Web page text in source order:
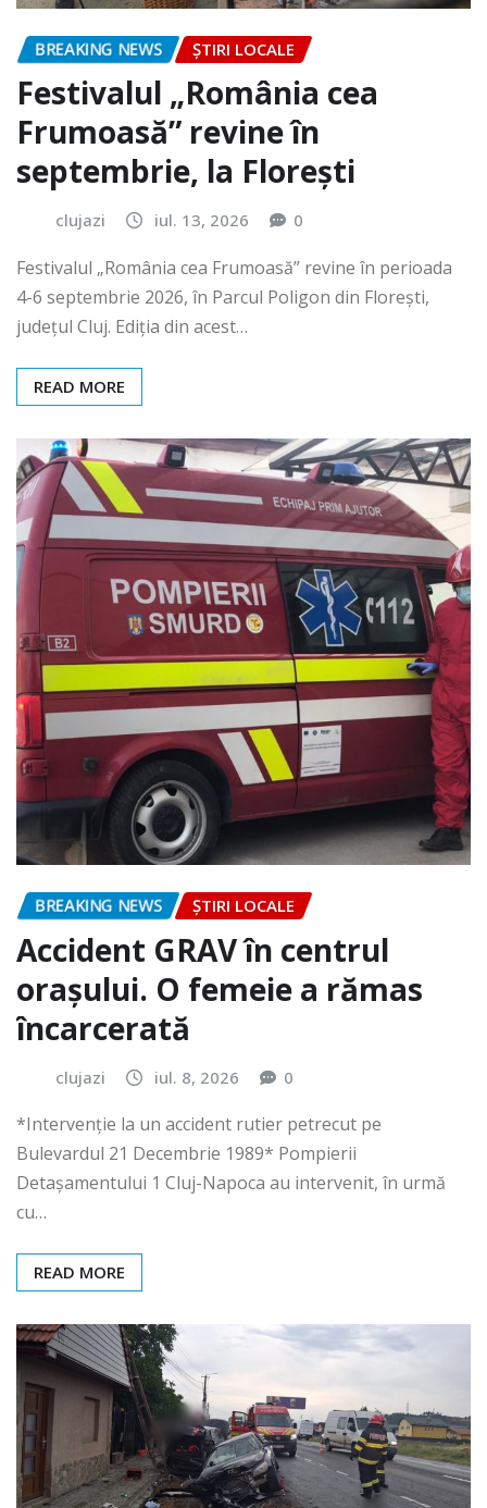
BREAKING NEWS ȘTIRI LOCALE
Festivalul „România cea
Frumoasă” revine în
septembrie, la Florești
clujazi iul. 13, 2026 0
Festivalul „România cea Frumoasă” revine în perioada
4-6 septembrie 2026, în Parcul Poligon din Floreşti,
județul Cluj. Ediția din acest…
READ MORE
BREAKING NEWS ȘTIRI LOCALE
Accident GRAV în centrul
orașului. O femeie a rămas
încarcerată
clujazi iul. 8, 2026 0
*Intervenție la un accident rutier petrecut pe
Bulevardul 21 Decembrie 1989* Pompierii
Detașamentului 1 Cluj-Napoca au intervenit, în urmă
cu…
READ MORE